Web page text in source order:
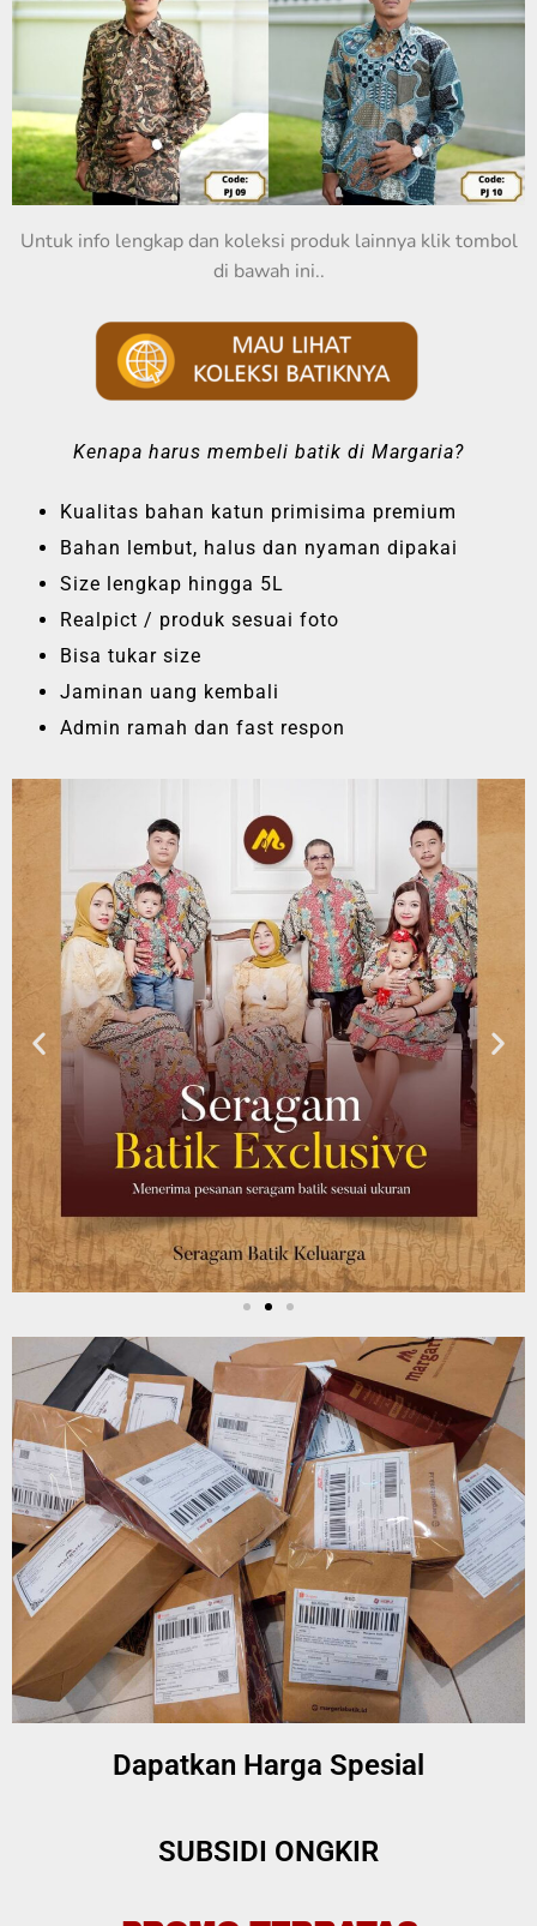
Untuk info lengkap dan koleksi produk lainnya klik tombol
di bawah ini..
Kenapa harus membeli batik di Margaria?
Kualitas bahan katun primisima premium
Bahan lembut, halus dan nyaman dipakai
Size lengkap hingga 5L
Realpict / produk sesuai foto
Bisa tukar size
Jaminan uang kembali
Admin ramah dan fast respon
Dapatkan Harga Spesial
SUBSIDI ONGKIR